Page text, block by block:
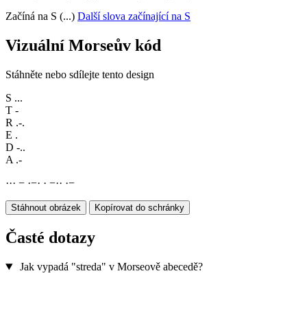
Začíná na S (...) Další slova začínající na S
Vizuální Morseův kód
Stáhněte nebo sdílejte tento design
S ...
T -
R .-.
E .
D -..
A .-
··· − ·−· · −·· ·−
Stáhnout obrázek Kopírovat do schránky
Časté dotazy
Jak vypadá "streda" v Morseově abecedě?